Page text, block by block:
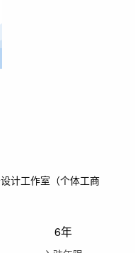
计工作室（个体工商
6年